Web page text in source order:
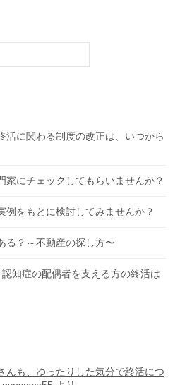
活に関わる制度の改正は、いつから
家にチェックしてもらいませんか？
例をもとに検討してみませんか？
る？～不動産の探し方〜
知症の配偶者を支える方の終活は
んも、ゆったりした気分で終活につ